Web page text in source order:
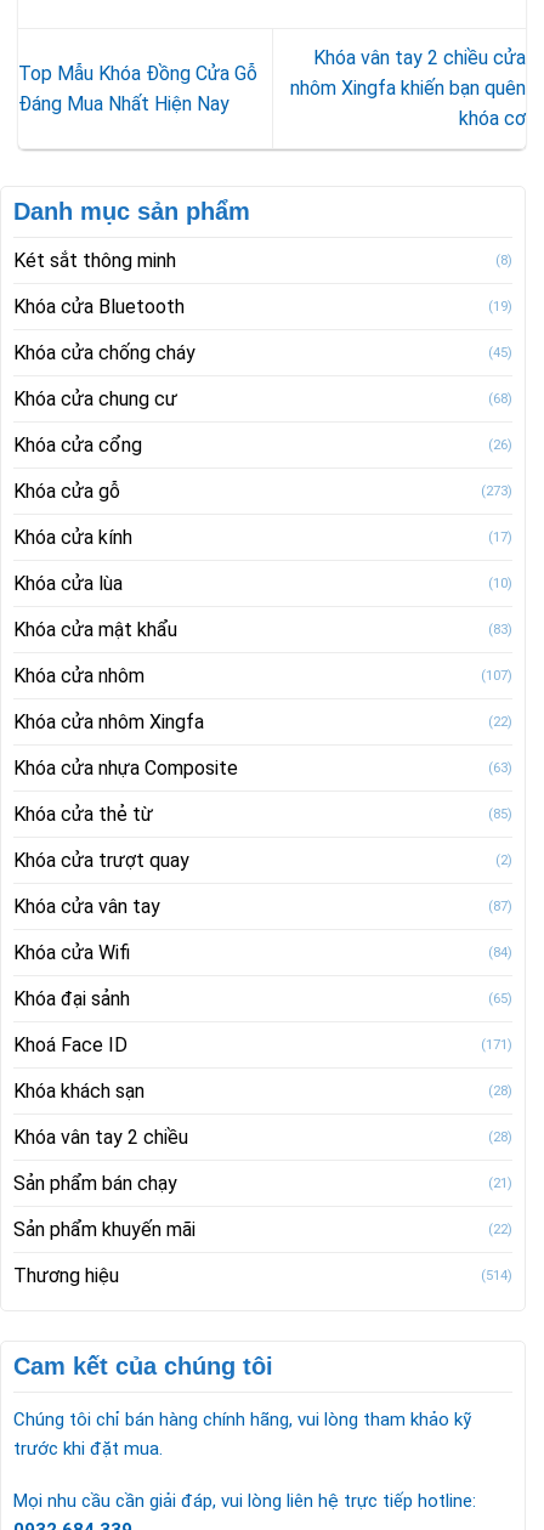
Top Mẫu Khóa Đồng Cửa Gỗ
Đáng Mua Nhất Hiện Nay
Khóa vân tay 2 chiều cửa
nhôm Xingfa khiến bạn quên
khóa cơ
Danh mục sản phẩm
Két sắt thông minh (8)
Khóa cửa Bluetooth (19)
Khóa cửa chống cháy (45)
Khóa cửa chung cư (68)
Khóa cửa cổng (26)
Khóa cửa gỗ (273)
Khóa cửa kính (17)
Khóa cửa lùa (10)
Khóa cửa mật khẩu (83)
Khóa cửa nhôm (107)
Khóa cửa nhôm Xingfa (22)
Khóa cửa nhựa Composite (63)
Khóa cửa thẻ từ (85)
Khóa cửa trượt quay (2)
Khóa cửa vân tay (87)
Khóa cửa Wifi (84)
Khóa đại sảnh (65)
Khoá Face ID (171)
Khóa khách sạn (28)
Khóa vân tay 2 chiều (28)
Sản phẩm bán chạy (21)
Sản phẩm khuyến mãi (22)
Thương hiệu (514)
Cam kết của chúng tôi
Chúng tôi chỉ bán hàng chính hãng, vui lòng tham khảo kỹ
trước khi đặt mua.
Mọi nhu cầu cần giải đáp, vui lòng liên hệ trực tiếp hotline: